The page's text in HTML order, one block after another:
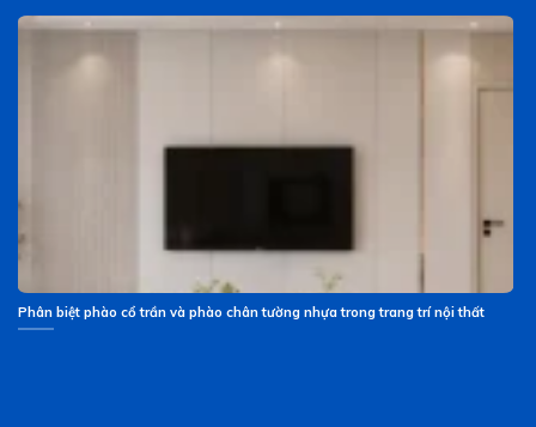
Phân biệt phào cổ trần và phào chân tường nhựa trong trang trí nội thất